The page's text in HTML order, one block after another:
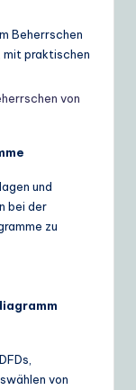
Beherrschen
mit praktischen
von
und
bei der
zu
von